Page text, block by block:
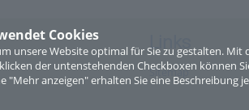
Cookies
unsere Website optimal für Sie zu gestalten.
der untenstehenden Checkboxen können
"Mehr anzeigen" erhalten Sie eine
Links
Sitemap